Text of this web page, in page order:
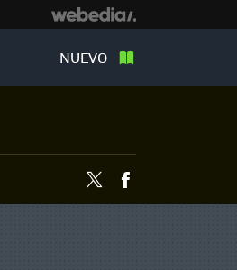
NUEVO
Twitter